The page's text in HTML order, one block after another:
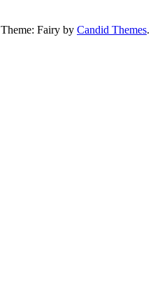
Theme: Fairy by Candid Themes.